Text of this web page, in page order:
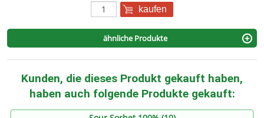
kaufen
ähnliche Produkte
Kunden, die dieses Produkt gekauft haben,
haben auch folgende Produkte gekauft: